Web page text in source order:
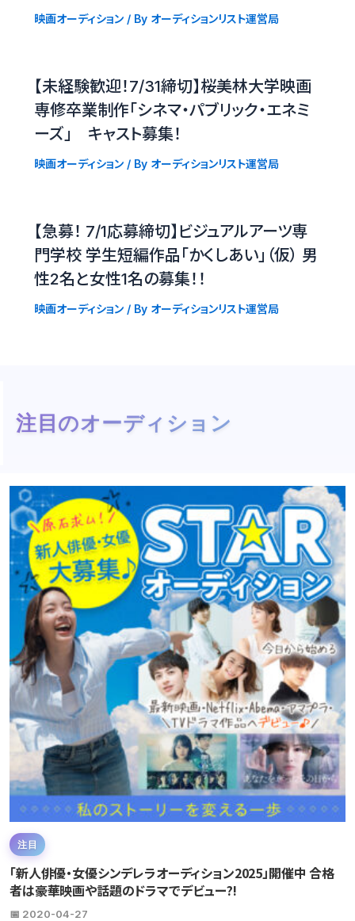
映画オーディション/ By オーディションリスト運営局
【未経験歓迎！7/31締切】桜美林大学映画
専修卒業制作「シネマ・パブリック・エネミ
ーズ」 キャスト募集！
映画オーディション/ By オーディションリスト運営局
【急募！ 7/1応募締切】ビジュアルアーツ専
門学校 学生短編作品「かくしあい」（仮） 男
性2名と女性1名の募集！！
映画オーディション/ By オーディションリスト運営局
注目のオーディション
注目
「新人俳優・女優シンデレラオーディション2025」開催中 合格
者は豪華映画や話題のドラマでデビュー?!
📅 2020-04-27